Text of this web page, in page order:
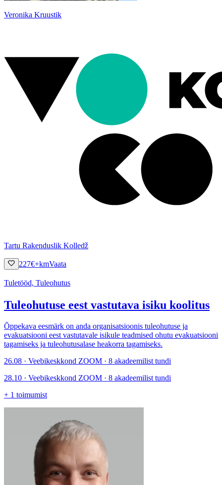
Veronika Kruustik
Tartu Rakenduslik Kolledž
227€+kmVaata
Tuletööd, Tuleohutus
Tuleohutuse eest vastutava isiku koolitus
Õppekava eesmärk on anda organisatsioonis tuleohutuse ja
evakuatsiooni eest vastutavale isikule teadmised ohutu evakuatsiooni
tagamiseks ja tuleohutusalase heakorra tagamiseks.
26.08 · Veebikeskkond ZOOM · 8 akadeemilist tundi
28.10 · Veebikeskkond ZOOM · 8 akadeemilist tundi
+ 1 toimumist